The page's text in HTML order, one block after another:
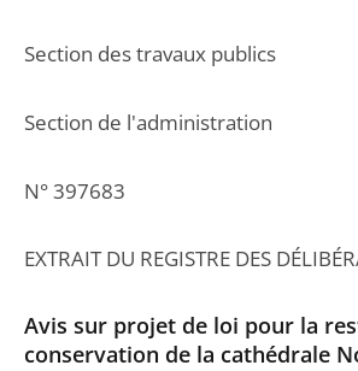
Section des travaux publics
Section de l'administration
N° 397683
EXTRAIT DU REGISTRE DES
Avis sur projet de loi pour la
conservation de la cathédrale